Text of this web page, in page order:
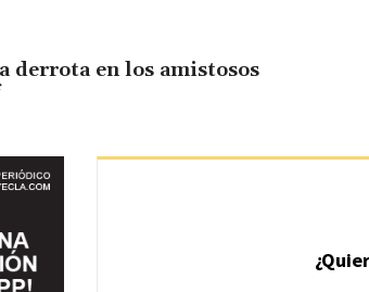
derrota en los amistosos